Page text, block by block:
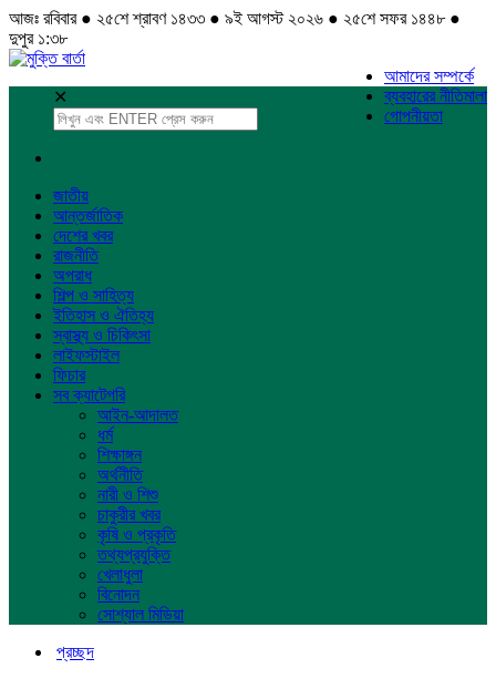
আজঃ রবিবার ● ২৫শে শ্রাবণ ১৪৩৩ ● ৯ই আগস্ট ২০২৬ ● ২৫শে সফর ১৪৪৮ ●
দুপুর ১:৩৮
আমাদের সম্পর্কে
ব্যবহারের নীতিমালা
গোপনীয়তা
✕
জাতীয়
আন্তর্জাতিক
দেশের খবর
রাজনীতি
অপরাধ
শিল্প ও সাহিত্য
ইতিহাস ও ঐতিহ্য
স্বাস্থ্য ও চিকিৎসা
লাইফস্টাইল
ফিচার
সব ক্যাটেগরি
আইন-আদালত
ধর্ম
শিক্ষাঙ্গন
অর্থনীতি
নারী ও শিশু
চাকুরীর খবর
কৃষি ও প্রকৃতি
তথ্যপ্রযুক্তি
খেলাধুলা
বিনোদন
সোশ্যাল মিডিয়া
প্রচ্ছদ